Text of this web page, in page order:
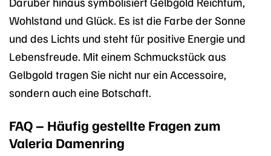
Wohlstand und Glück. Es ist die Farbe der Sonne
und des Lichts und steht für positive Energie und
Lebensfreude. Mit einem Schmuckstück aus
Gelbgold tragen Sie nicht nur ein Accessoire,
sondern auch eine Botschaft.
FAQ – Häufig gestellte Fragen zum
Valeria Damenring